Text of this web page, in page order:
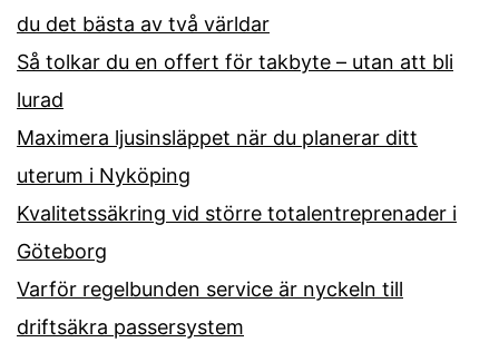
du det bästa av två världar
Så tolkar du en offert för takbyte – utan att bli
lurad
Maximera ljusinsläppet när du planerar ditt
uterum i Nyköping
Kvalitetssäkring vid större totalentreprenader i
Göteborg
Varför regelbunden service är nyckeln till
driftsäkra passersystem